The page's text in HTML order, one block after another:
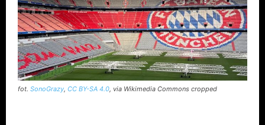
fot. SonoGrazy, CC BY-SA 4.0, via Wikimedia Commons cropped